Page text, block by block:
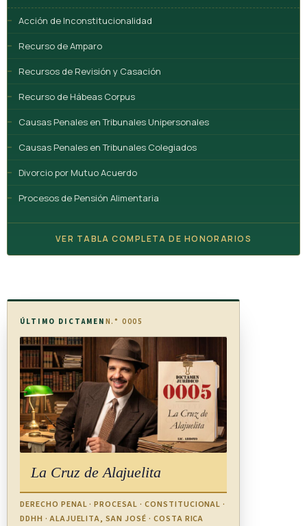
Acción de Inconstitucionalidad
Recurso de Amparo
Recursos de Revisión y Casación
Recurso de Hábeas Corpus
Causas Penales en Tribunales Unipersonales
Causas Penales en Tribunales Colegiados
Divorcio por Mutuo Acuerdo
Procesos de Pensión Alimentaria
VER TABLA COMPLETA DE HONORARIOS
ÚLTIMO DICTAMEN N.° 0005
La Cruz de Alajuelita
DERECHO PENAL · PROCESAL · CONSTITUCIONAL ·
DDHH · ALAJUELITA, SAN JOSÉ · COSTA RICA